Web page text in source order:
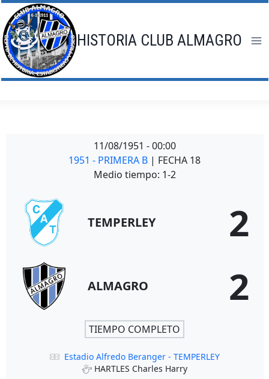
Saltar
al
contenido
HISTORIA CLUB ALMAGRO
11/08/1951 - 00:00
1951 - PRIMERA B | FECHA 18
Medio tiempo: 1-2
TEMPERLEY 2
ALMAGRO 2
TIEMPO COMPLETO
Estadio Alfredo Beranger - TEMPERLEY
HARTLES Charles Harry